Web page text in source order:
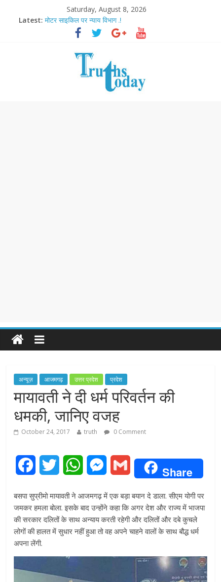
Saturday, August 8, 2026
Latest: मोटर साइकिल पर न्याय विभाग .!
Ram Mandir Pran Pratishthan-अयोध्या में विराजे रामलला
मासूम लेकिन खतरनाक है आरपीजी अटैक का नाबालिग आरोपी..!
अब फिल्मों के लिए धार्मिक बोर्ड..!
आज बिखर जाएगा इमरान खान का विकेट
अन्यूज़ आजमगढ़ उत्तर प्रदेश प्रदेश
मायावती ने दी धर्म परिवर्तन की
धमकी, जानिए वजह
October 24, 2017 truth 0 Comment
c
e
b
i
t
W
a
t
M
s
s
a
i
Share
बसपा सुप्रीमो मायावती ने आजमगढ़ में एक बड़ा बयान दे डाला. सीएम योगी पर
जमकर हमला बोला. इसके बाद उन्होंने कहा कि अगर देश और राज्य में भाजपा
की सरकार दलितों के साथ अन्याय करती रहेगी और दलितों और दबे कुचले
लोगों की हालत में सुधार नहीं हुआ तो वह अपने चाहने वालों के साथ बौद्ध धर्म
अपना लेंगी.